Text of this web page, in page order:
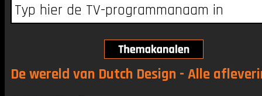
De wereld van Dutch Design - Alle